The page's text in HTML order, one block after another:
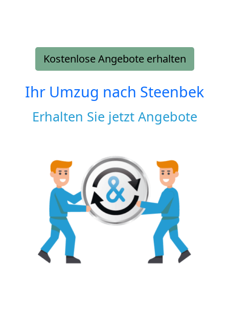
Kostenlose Angebote erhalten
Ihr Umzug nach Steenbek
Erhalten Sie jetzt Angebote